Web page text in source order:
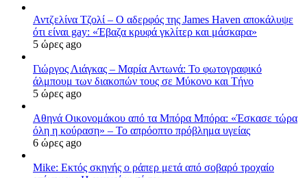
Αντζελίνα Τζολί – Ο αδερφός της James Haven αποκάλυψε
ότι είναι gay: «Έβαζα κρυφά γκλίτερ και μάσκαρα»
5 ώρες ago
Γιώργος Λιάγκας – Μαρία Αντωνά: Το φωτογραφικό
άλμπουμ των διακοπών τους σε Μύκονο και Τήνο
5 ώρες ago
Αθηνά Οικονομάκου από τα Μπόρα Μπόρα: «Έσκασε τώρα
όλη η κούραση» – Το απρόοπτο πρόβλημα υγείας
6 ώρες ago
Mike: Εκτός σκηνής ο ράπερ μετά από σοβαρό τροχαίο